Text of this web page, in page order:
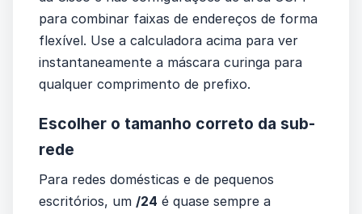
para combinar faixas de endereços de forma
flexível. Use a calculadora acima para ver
instantaneamente a máscara curinga para
qualquer comprimento de prefixo.
Escolher o tamanho correto da sub-
rede
Para redes domésticas e de pequenos
escritórios, um /24 é quase sempre a